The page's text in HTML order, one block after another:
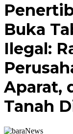
Buka
Ilegal:
Aparat,
Tanah